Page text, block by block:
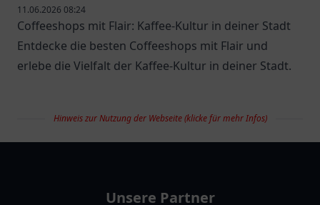
11.06.2026 08:24
Coffeeshops mit Flair: Kaffee-Kultur in deiner Stadt
Entdecke die besten Coffeeshops mit Flair und
erlebe die Vielfalt der Kaffee-Kultur in deiner Stadt.
Hinweis zur Nutzung der Webseite (klicke für mehr Infos)
Unsere Partner